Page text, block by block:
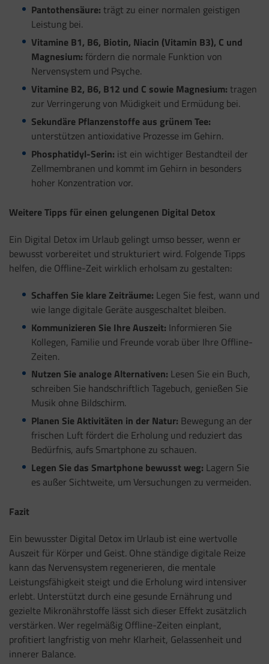
Pantothensäure: trägt zu einer normalen geistigen
Leistung bei.
Vitamine B1, B6, Biotin, Niacin (Vitamin B3), C und
Magnesium: fördern die normale Funktion von
Nervensystem und Psyche.
Vitamine B2, B6, B12 und C sowie Magnesium: tragen
zur Verringerung von Müdigkeit und Ermüdung bei.
Sekundäre Pflanzenstoffe aus grünem Tee:
unterstützen antioxidative Prozesse im Gehirn.
Phosphatidyl-Serin: ist ein wichtiger Bestandteil der
Zellmembranen und kommt im Gehirn in besonders
hoher Konzentration vor.
Weitere Tipps für einen gelungenen Digital Detox
Ein Digital Detox im Urlaub gelingt umso besser, wenn er
bewusst vorbereitet und strukturiert wird. Folgende Tipps
helfen, die Offline-Zeit wirklich erholsam zu gestalten:
Schaffen Sie klare Zeiträume: Legen Sie fest, wann und
wie lange digitale Geräte ausgeschaltet bleiben.
Kommunizieren Sie Ihre Auszeit: Informieren Sie
Kollegen, Familie und Freunde vorab über Ihre Offline-
Zeiten.
Nutzen Sie analoge Alternativen: Lesen Sie ein Buch,
schreiben Sie handschriftlich Tagebuch, genießen Sie
Musik ohne Bildschirm.
Planen Sie Aktivitäten in der Natur: Bewegung an der
frischen Luft fördert die Erholung und reduziert das
Bedürfnis, aufs Smartphone zu schauen.
Legen Sie das Smartphone bewusst weg: Lagern Sie
es außer Sichtweite, um Versuchungen zu vermeiden.
Fazit
Ein bewusster Digital Detox im Urlaub ist eine wertvolle
Auszeit für Körper und Geist. Ohne ständige digitale Reize
kann das Nervensystem regenerieren, die mentale
Leistungsfähigkeit steigt und die Erholung wird intensiver
erlebt. Unterstützt durch eine gesunde Ernährung und
gezielte Mikronährstoffe lässt sich dieser Effekt zusätzlich
verstärken. Wer regelmäßig Offline-Zeiten einplant,
profitiert langfristig von mehr Klarheit, Gelassenheit und
innerer Balance.